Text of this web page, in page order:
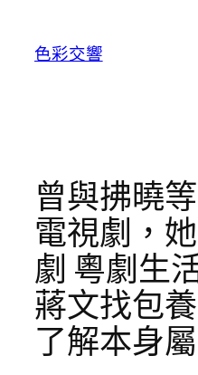
色彩交響
曾與拂曉
電視劇，
劇 粵劇生
蔣文找包
了解本身